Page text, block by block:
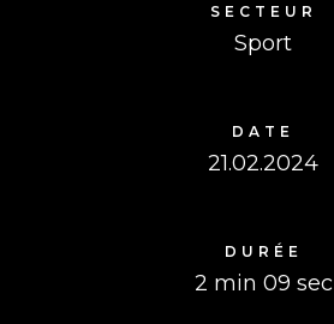
SECTEUR
Sport
DATE
21.02.2024
DURÉE
2 min 09 sec